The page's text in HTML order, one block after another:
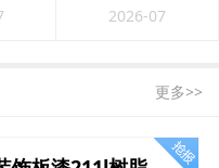
2026-07
更多>>